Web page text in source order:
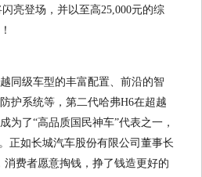
亮登场，并以至高25,000元的综
同级车型的丰富配置、前沿的智
护系统等，第二代哈弗H6在超越
为了“高品质国民神车”代表之一，
正如长城汽车股份有限公司董事长
消费者愿意掏钱，挣了钱造更好的